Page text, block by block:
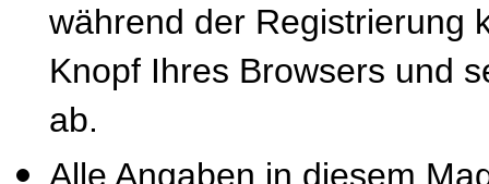
während der Registrierung
Knopf Ihres Browsers und
ab.
Alle Angaben in diesem